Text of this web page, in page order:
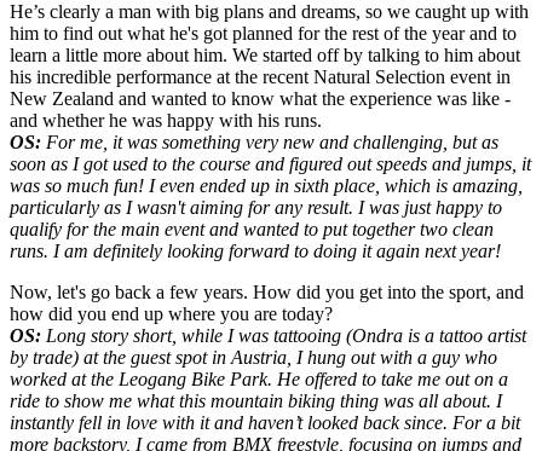
He’s clearly a man with big plans and dreams, so we caught up with
him to find out what he's got planned for the rest of the year and to
learn a little more about him. We started off by talking to him about
his incredible performance at the recent Natural Selection event in
New Zealand and wanted to know what the experience was like -
and whether he was happy with his runs.
OS: For me, it was something very new and challenging, but as
soon as I got used to the course and figured out speeds and jumps, it
was so much fun! I even ended up in sixth place, which is amazing,
particularly as I wasn't aiming for any result. I was just happy to
qualify for the main event and wanted to put together two clean
runs. I am definitely looking forward to doing it again next year!
Now, let's go back a few years. How did you get into the sport, and
how did you end up where you are today?
OS: Long story short, while I was tattooing (Ondra is a tattoo artist
by trade) at the guest spot in Austria, I hung out with a guy who
worked at the Leogang Bike Park. He offered to take me out on a
ride to show me what this mountain biking thing was all about. I
instantly fell in love with it and haven’t looked back since. For a bit
more backstory, I came from BMX freestyle, focusing on jumps and